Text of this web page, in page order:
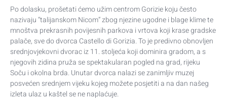
Po dolasku, prošetati ćemo užim centrom Gorizie koju često
nazivaju “talijanskom Nicom” zbog njezine ugodne i blage klime te
mnoštva prekrasnih povijesnih parkova i vrtova koji krase gradske
palače, sve do dvorca Castello di Gorizia. To je predivno obnovljen
srednjovjekovni dvorac iz 11. stoljeća koji dominira gradom, a s
njegovih zidina pruža se spektakularan pogled na grad, rijeku
Soču i okolna brda. Unutar dvorca nalazi se zanimljiv muzej
posvećen srednjem vijeku kojeg možete posjetiti a na dan našeg
izleta ulaz u kaštel se ne naplaćuje.